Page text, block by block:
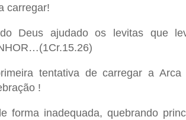
carregar!
Deus ajudado os levitas que
tentativa de carregar a
!
forma inadequada, quebrando